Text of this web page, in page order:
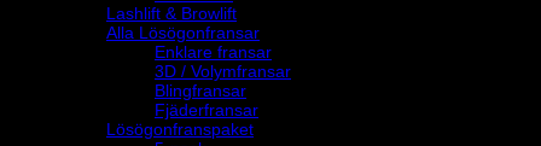
Lashlift & Browlift
Alla Lösögonfransar
Enklare fransar
3D / Volymfransar
Blingfransar
Fjäderfransar
Lösögonfranspaket